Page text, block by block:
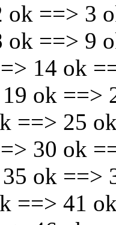
ok ==> 3
ok ==> 9
14 ok
ok ==>
==> 25
30 ok
ok ==>
==> 41